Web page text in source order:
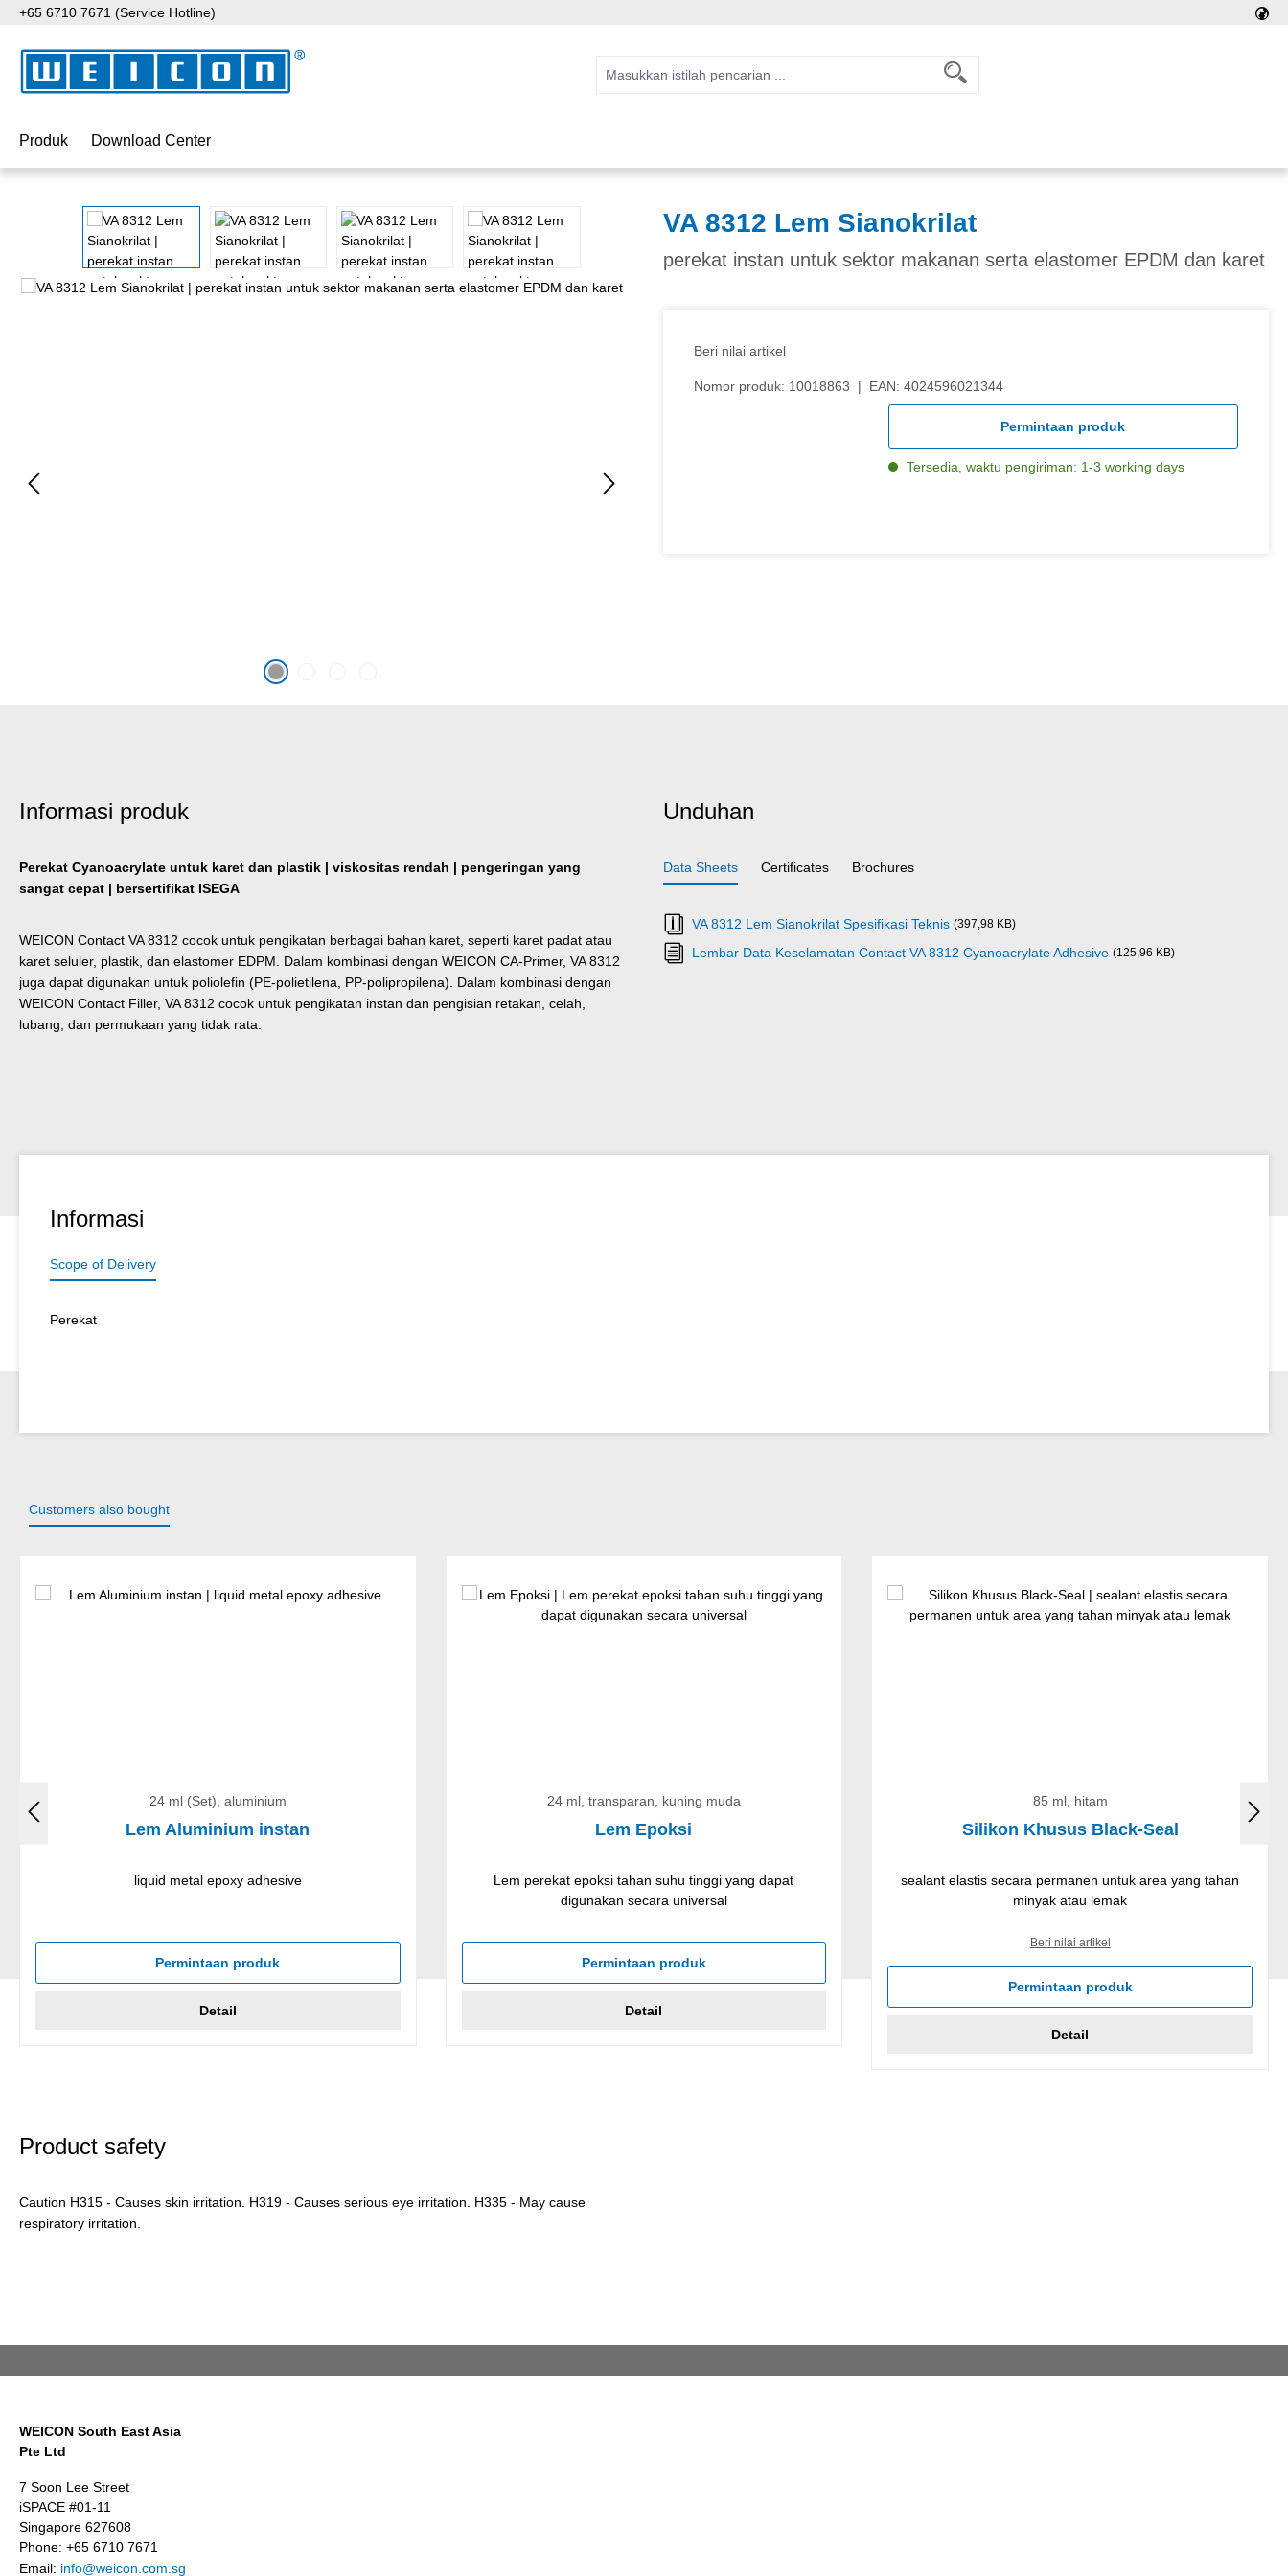
ke konten utama
Lewati ke pencarian
Lewati ke navigasi utama
+65 6710 7671 (Service Hotline)
Produk Download Center
Lewati galeri gambar VA 8312 Lem Sianokrilat
perekat instan untuk sektor makanan serta elastomer EPDM dan karet
Beri nilai artikel
Nomor produk: 10018863 | EAN: 4024596021344
Permintaan produk
Tersedia, waktu pengiriman: 1-3 working days
Informasi produk
Perekat Cyanoacrylate untuk karet dan plastik | viskositas rendah | pengeringan yang
sangat cepat | bersertifikat ISEGA
WEICON Contact VA 8312 cocok untuk pengikatan berbagai bahan karet, seperti karet padat atau
karet seluler, plastik, dan elastomer EDPM. Dalam kombinasi dengan WEICON CA-Primer, VA 8312
juga dapat digunakan untuk poliolefin (PE-polietilena, PP-polipropilena). Dalam kombinasi dengan
WEICON Contact Filler, VA 8312 cocok untuk pengikatan instan dan pengisian retakan, celah,
lubang, dan permukaan yang tidak rata.
Unduhan
Data Sheets Certificates Brochures
VA 8312 Lem Sianokrilat Spesifikasi Teknis (397,98 KB)
Lembar Data Keselamatan Contact VA 8312 Cyanoacrylate Adhesive (125,96 KB)
Informasi
Scope of Delivery
Perekat
Customers also bought
24 ml (Set), aluminium
Lem Aluminium instan
liquid metal epoxy adhesive
Permintaan produk
Detail
24 ml, transparan, kuning muda
Lem Epoksi
Lem perekat epoksi tahan suhu tinggi yang dapat
digunakan secara universal
Permintaan produk
Detail
85 ml, hitam
Silikon Khusus Black-Seal
sealant elastis secara permanen untuk area yang tahan
minyak atau lemak
Beri nilai artikel
Permintaan produk
Detail
Product safety
Caution H315 - Causes skin irritation. H319 - Causes serious eye irritation. H335 - May cause
respiratory irritation.
WEICON South East Asia
Pte Ltd
7 Soon Lee Street
iSPACE #01-11
Singapore 627608
Phone: +65 6710 7671
Email: info@weicon.com.sg